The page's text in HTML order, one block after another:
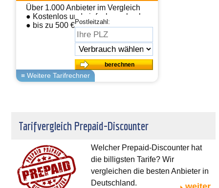
Über 1.000 Anbieter im Vergleich
● Kostenlos und einfach wechseln
● bis zu 500 € sparen
Postleitzahl:
Tarifvergleich Prepaid-Discounter
Welcher Prepaid-Discounter hat
die billigsten Tarife? Wir
vergleichen die besten Anbieter in
Deutschland.